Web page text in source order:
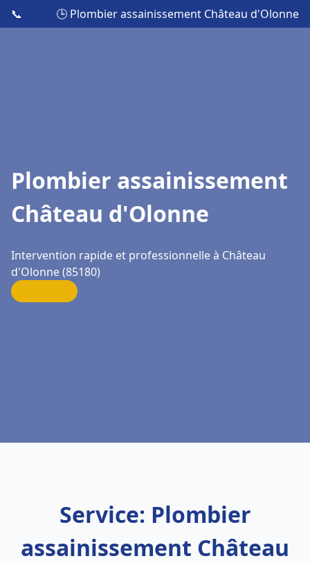
📞 🕒 Plombier assainissement Château d'Olonne
Plombier assainissement
Château d'Olonne
Intervention rapide et professionnelle à Château
d'Olonne (85180)
Service: Plombier
assainissement Château